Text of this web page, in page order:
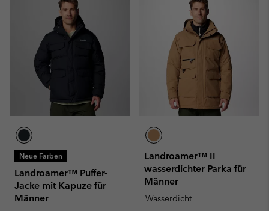
Neue Farben
Landroamer™ Puffer-
Jacke mit Kapuze für
Männer
Landroamer™ II
wasserdichter Parka für
Männer
Wasserdicht